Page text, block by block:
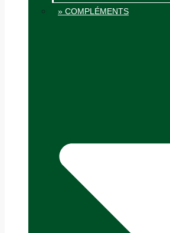
» COMPLÉMENTS